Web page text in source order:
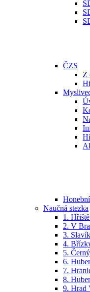
ČZS
Z
Naučná stezka
1.
2. V
3.
4.
5.
6.
7.
8.
9. Hrad